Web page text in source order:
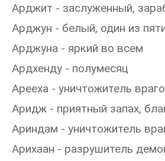
Арджит - заслуженный,
Арджун - белый, один из
Арджуна - яркий во всем
Ардхенду - полумесяц
Арееха - уничтожитель
Аридж - приятный запах,
Ариндам - уничтожитель
Арихаан - разрушитель